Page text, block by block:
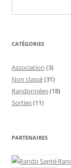
CATÉGORIES
Association (3)
Non classé(31)
Randonnées(18)
Sorties(11)
PARTENAIRES